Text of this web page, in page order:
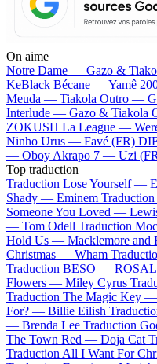
On aime
Notre Dame — Gazo &
KeBlack Bécane —Yamê
Meuda — Tiakola Outro —
Interlude — Gazo & Tiakola
ZOKUSH La League —
Ninho Urus — Favé (FR)
— Oboy Akrapo 7 — Uzi
Top traduction
Traduction Lose Yourself —
Shady — Eminem
Someone You Loved —
— Tom Odell Traduction
Hold Us — Macklemore and
Christmas — Wham
Traduction BESO —
Flowers — Miley Cyrus
Traduction The Magic Key —
For? — Billie Eilish
— Brenda Lee Traduction
The Town Red — Doja Cat
Traduction All I Want For